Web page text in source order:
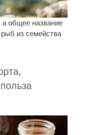
общее название
из семейства